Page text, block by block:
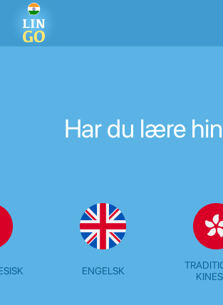
Har du lære
ENGELSK